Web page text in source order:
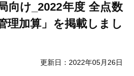
向け_2022年度 全点数
理加算」を掲載しまし
更新日：2022年05月26日